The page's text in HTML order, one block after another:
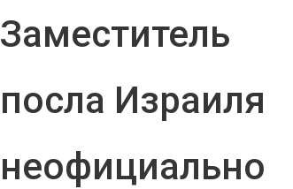
Заместитель
посла Израиля
неофициально